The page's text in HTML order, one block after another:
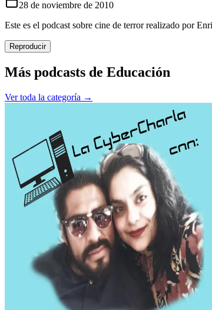
28 de noviembre de 2010
Este es el podcast sobre cine de terror realizado por
Reproducir
Más podcasts de Educación
Ver toda la categoría →